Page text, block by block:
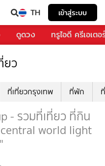
TH เข้าสู่ระบบ
ดูดวง ทรูไอดี ครีเอเตอ
ยว
ที่เที่ยวกรุงเทพ ที่พัก
- รวมที่เที่ยว ที่กิน
world light